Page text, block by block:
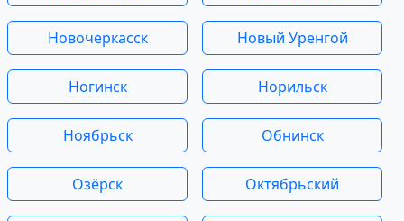
Новочеркасск Новый Уренгой
Ногинск Норильск
Ноябрьск Обнинск
Озёрск Октябрьский